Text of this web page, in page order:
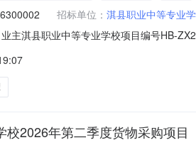
招标单位： 淇县职业中等专业
主淇县职业中等专业学校项目编号HB-
元附件：
校2026年第二季度货物采购项目